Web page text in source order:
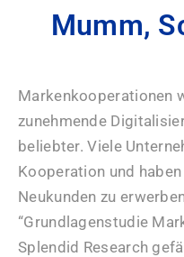
Mumm,
Markenkooperationen
zunehmende
beliebter. Viele
Kooperation und
Neukunden zu
“Grundlagenstudie
Splendid Research